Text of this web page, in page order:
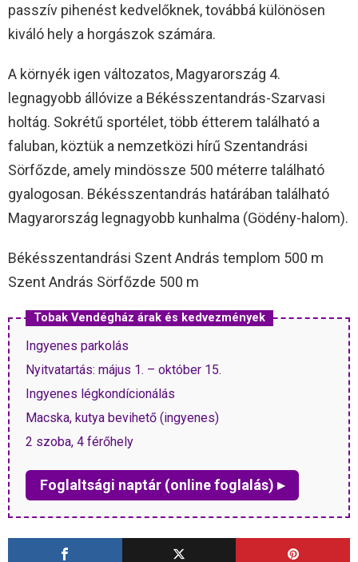
passzív pihenést kedvelőknek, továbbá különösen
kiváló hely a horgászok számára.
A környék igen változatos, Magyarország 4.
legnagyobb állóvize a Békésszentandrás-Szarvasi
holtág. Sokrétű sportélet, több étterem található a
faluban, köztük a nemzetközi hírű Szentandrási
Sörfőzde, amely mindössze 500 méterre található
gyalogosan. Békésszentandrás határában található
Magyarország legnagyobb kunhalma (Gödény-halom).
Békésszentandrási Szent András templom 500 m
Szent András Sörfőzde 500 m
Tobak Vendégház árak és kedvezmények
Ingyenes parkolás
Nyitvatartás: május 1. – október 15.
Ingyenes légkondícionálás
Macska, kutya bevihető (ingyenes)
2 szoba, 4 férőhely
Foglaltsági naptár (online foglalás) ▸